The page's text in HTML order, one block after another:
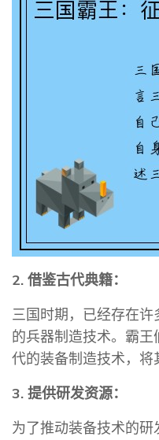
2. 借鉴古代典籍：
三国时期，已经存在
的兵器制造技术。霸
代的装备制造技术，将
3. 提供研发资源：
为了推动装备技术的